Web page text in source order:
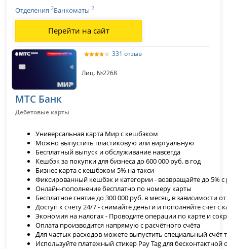
Отделения2Банкоматы2
Перейти на сайт
331 отзыв
Лиц. №2268
МТС Банк
Дебетовые карты
Универсальная карта Мир с кешбэком
Можно выпустить пластиковую или виртуальную
Бесплатный выпуск и обслуживание навсегда
Кешбэк за покупки для бизнеса до 600 000 руб. в год
Бизнес карта с кешбэком 5% на такси
Фиксированный кешбэк и категории - возвращайте до 5% с
Онлайн-пополнение бесплатно по номеру карты
Бесплатное снятие до 300 000 руб. в месяц, в зависимости
Доступ к счёту 24/7 - снимайте деньги и пополняйте счёт с
Экономия на налогах - Проводите операции по карте и
Оплата производится напрямую с расчётного счёта
Для частых расходов можете выпустить специальный
Используйте платежный стикер Pay Tag для бесконтактной